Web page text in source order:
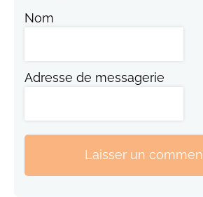
Nom
Adresse de messagerie
Laisser un